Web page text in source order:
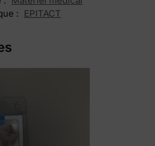
: EPITACT